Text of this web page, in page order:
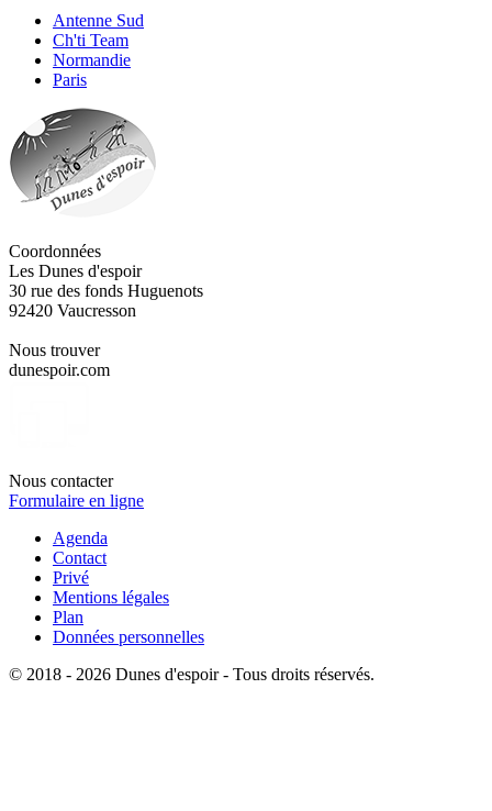
Antenne Sud
Ch'ti Team
Normandie
Paris
Coordonnées
Les Dunes d'espoir
30 rue des fonds Huguenots
92420 Vaucresson
Nous trouver
dunespoir.com
Nous contacter
Formulaire en ligne
Agenda
Contact
Privé
Mentions légales
Plan
Données personnelles
© 2018 - 2026 Dunes d'espoir - Tous droits réservés.